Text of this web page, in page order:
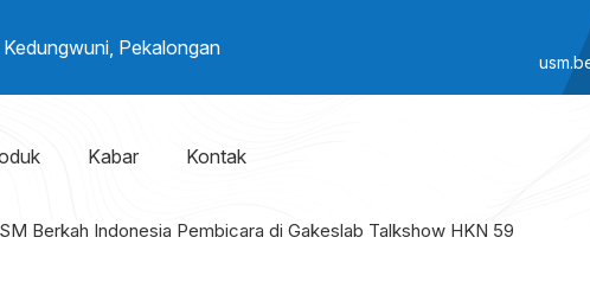
Pekalongan
Kabar Kontak
Berkah Indonesia Pembicara di Gakeslab Talkshow HKN 59